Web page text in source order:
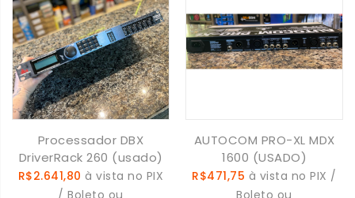
Processador DBX
DriverRack 260 (usado)
R$2.641,80 à vista no PIX
/ Boleto ou
AUTOCOM PRO-XL MDX
1600 (USADO)
R$471,75 à vista no PIX /
Boleto ou